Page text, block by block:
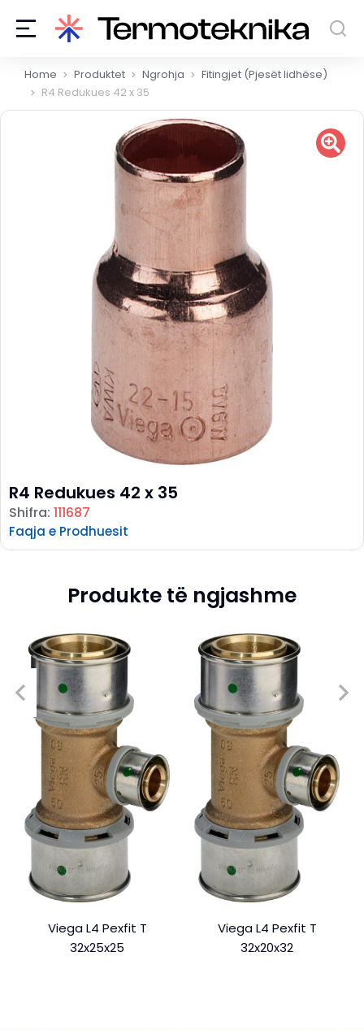
You are here:
Home Produktet Ngrohja
Fitingjet (Pjesët lidhëse)
R4 Redukues 42 x 35
R4 Redukues 42 x 35
Shifra: 111687
Faqja e Prodhuesit
Produkte të ngjashme
Viega L4 Pexfit T
32x25x25
Viega L4 Pexfit T
32x20x32